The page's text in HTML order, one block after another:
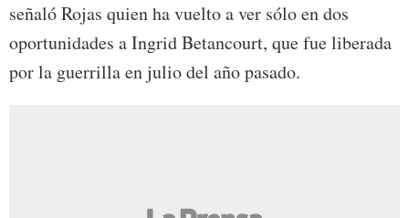
señaló Rojas quien ha vuelto a ver sólo en dos
oportunidades a Ingrid Betancourt, que fue liberada
por la guerrilla en julio del año pasado.